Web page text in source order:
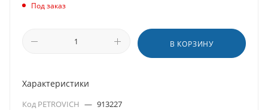
Под заказ
В КОРЗИНУ
Характеристики
Код PETROVICH — 913227